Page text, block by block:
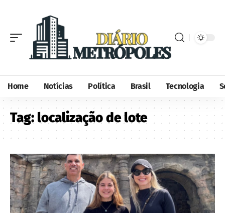
Home Notícias Política Brasil Tecnologia
Tag: localização de lote